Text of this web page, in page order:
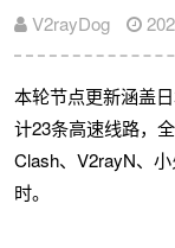
V2rayDog
本轮节点更新涵盖
计23条高速线路，
Clash、V2rayN、
时。